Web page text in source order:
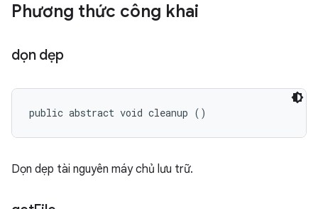
Phương thức công khai
dọn dẹp
public abstract void cleanup ()
Dọn dẹp tài nguyên máy chủ lưu trữ.